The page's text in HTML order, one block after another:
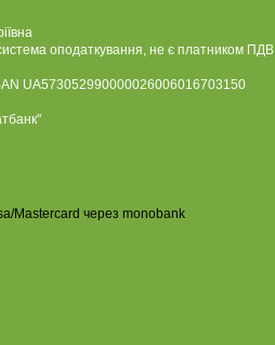
оподаткування, не є платником ПДВ
UA573052990000026006016703150